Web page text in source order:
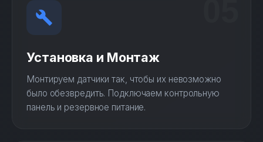
Установка и Монтаж
Монтируем датчики так, чтобы их невозможно
было обезвредить. Подключаем контрольную
панель и резервное питание.